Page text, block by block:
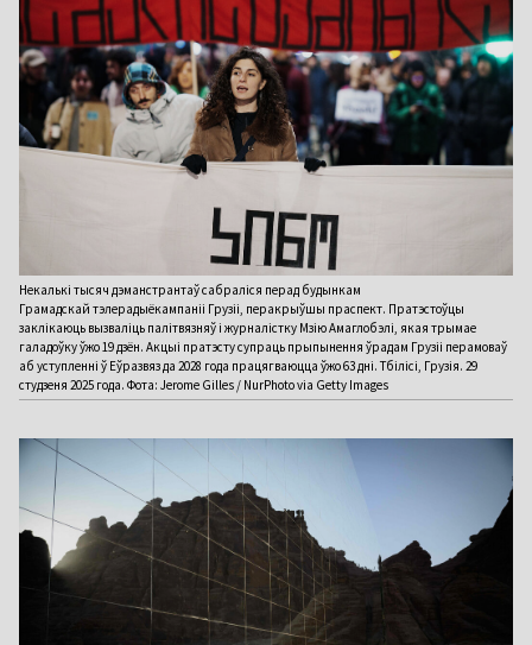
Некалькі тысяч дэманстрантаў сабраліся перад будынкам
Грамадскай тэлерадыёкампаніі Грузіі, перакрыўшы праспект. Пратэстоўцы
заклікаюць вызваліць палітвязняў і журналістку Мзію Амаглобэлі, якая трымае
галадоўку ўжо 19 дзён. Акцыі пратэсту супраць прыпынення ўрадам Грузіі перамоваў
аб уступленні ў Еўразвяз да 2028 года працягваюцца ўжо 63 дні. Тбілісі, Грузія. 29
студзеня 2025 года. Фота: Jerome Gilles / NurPhoto via Getty Images